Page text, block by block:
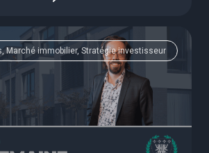
Marché immobilier, Stratégie investisseur